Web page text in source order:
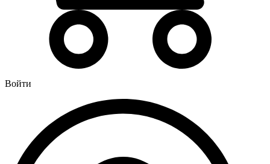
Войти
Газовые водонагреватели
Электрические водонагреватели накопительные
Магистральные фильтры для воды
Фильтры для воды под мойку
Водоснабжение